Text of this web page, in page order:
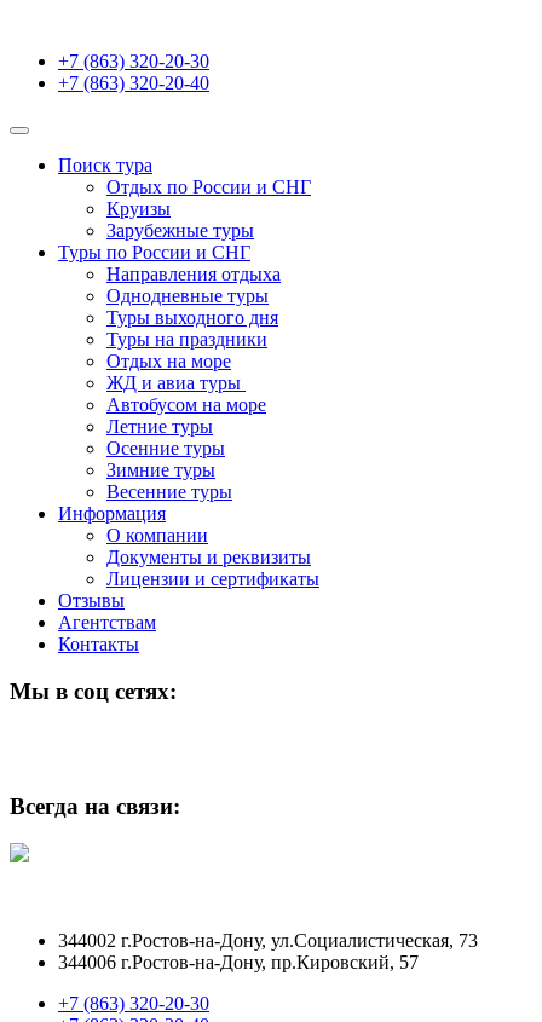
+7 (863) 320-20-30
+7 (863) 320-20-40
Поиск тура
Отдых по России и СНГ
Круизы
Зарубежные туры
Туры по России и СНГ
Направления отдыха
Однодневные туры
Туры выходного дня
Туры на праздники
Отдых на море
ЖД и авиа туры
Автобусом на море
Летние туры
Осенние туры
Зимние туры
Весенние туры
Информация
О компании
Документы и реквизиты
Лицензии и сертификаты
Отзывы
Агентствам
Контакты
Мы в соц сетях:
Всегда на связи:
344002 г.Ростов-на-Дону, ул.Социалистическая, 73
344006 г.Ростов-на-Дону, пр.Кировский, 57
+7 (863) 320-20-30